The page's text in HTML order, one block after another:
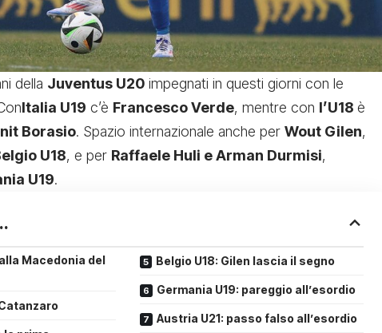
della Juventus U20 impegnati in questi giorni con le
Italia U19 c’è Francesco Verde, mentre con l’U18 è
Borasio. Spazio internazionale anche per Wout Gilen,
U18, e per Raffaele Huli e Arman Durmisi,
U19.
Macedonia del
Belgio U18: Gilen lascia il segno
Germania U19: pareggio all’esordio
Austria U21: passo falso all’esordio